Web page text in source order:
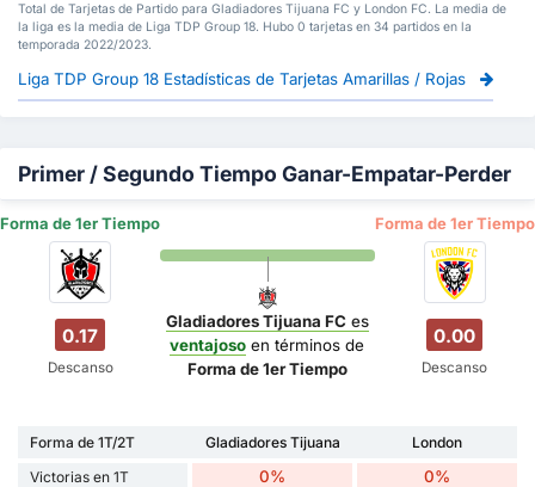
Total de Tarjetas de Partido para Gladiadores Tijuana FC y London FC. La media de
la liga es la media de Liga TDP Group 18. Hubo 0 tarjetas en 34 partidos en la
temporada 2022/2023.
Liga TDP Group 18 Estadísticas de Tarjetas Amarillas / Rojas
Primer / Segundo Tiempo Ganar-Empatar-Perder
Forma de 1er Tiempo Forma de 1er Tiempo
0.17
Descanso
Gladiadores Tijuana FCes
ventajoso en términos de
Forma de 1er Tiempo
0.00
Descanso
Forma de 1T/2T Gladiadores Tijuana
London
Victorias en 1T
0% 0%